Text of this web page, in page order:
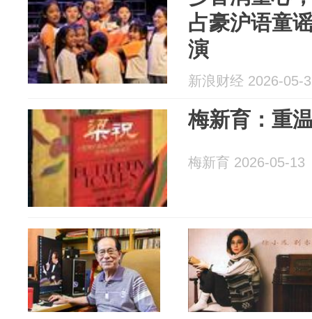
占豪沪语童
演
新浪财经 2026-05-
梅新育：重
梅新育 2026-05-13